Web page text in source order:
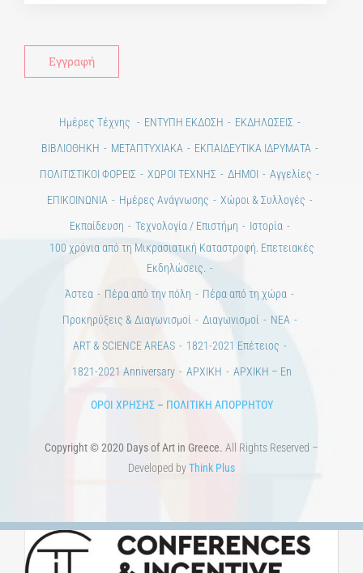
Ημέρες Τέχνης ΕΝΤΥΠΗ ΕΚΔΟΣΗ
ΕΚΔΗΛΩΣΕΙΣ
ΒΙΒΛΙΟΘΗΚΗ
ΜΕΤΑΠΤΥΧΙΑΚΑ
ΕΚΠΑΙΔΕΥΤΙΚΑ ΙΔΡΥΜΑΤΑ
ΠΟΛΙΤΙΣΤΙΚΟΙ ΦΟΡΕΙΣ
ΧΩΡΟΙ ΤΕΧΝΗΣ ΔΗΜΟΙ
Αγγελίες
ΕΠΙΚΟΙΝΩΝΙΑ
Ημέρες Ανάγνωσης
Χώροι & Συλλογές
Εκπαίδευση
Τεχνολογία / Επιστήμη
Ιστορία
100 χρόνια από τη Μικρασιατική Καταστροφή. Επετειακές
Εκδηλώσεις.
Άστεα
Πέρα από την πόλη
Πέρα από τη χώρα
Προκηρύξεις & Διαγωνισμοί
Διαγωνισμοί
ΝΕΑ
ART & SCIENCE AREAS
1821-2021 Επέτειος
1821-2021 Anniversary
ΑΡΧΙΚΗ ΑΡΧΙΚΗ – En
ΟΡΟΙ ΧΡΗΣΗΣ– ΠΟΛΙΤΙΚΗ ΑΠΟΡΡΗΤΟΥ
Copyright © 2020 Days of Art in Greece. All Rights Reserved –
Developed byThink Plus